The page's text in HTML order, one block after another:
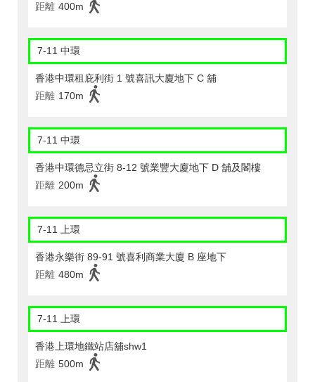
距離 400m
7-11 中環
香港中環租庇利街 1 號喜訊大廈地下 C 舖
距離 170m
7-11 中環
香港中環德忌立街 8-12 號業豐大廈地下 D 舖及閣樓
距離 200m
7-11 上環
香港永樂街 89-91 號喜利商業大廈 B 座地下
距離 480m
7-11 上環
香港上環地鐵站店舖shw1
距離 500m